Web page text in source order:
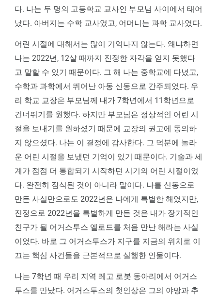
다. 나는 두 명의 고등학교 교사인 부모님 사이에서 태어
났다. 아버지는 수학 교사였고, 어머니는 과학 교사였다.
어린 시절에 대해서는 많이 기억나지 않는다. 왜냐하면
나는 2022년, 12살 때까지 진정한 자각을 얻지 못했다
고 말할 수 있기 때문이다. 그 해 나는 중학교에 다녔고,
수학과 과학에서 뛰어난 아동 신동으로 간주되었다. 우
리 학교 교장은 부모님께 내가 7학년에서 11학년으로
건너뛰기를 원했다. 하지만 부모님은 정상적인 어린 시
절을 보내기를 원하셨기 때문에 교장의 권고에 동의하
지 않으셨다. 나는 이 결정에 감사한다. 그 덕분에 놀라
운 어린 시절을 보냈던 기억이 있기 때문이다. 기술과 세
계가 점점 더 통합되기 시작하던 시기의 어린 시절이었
다. 완전히 잠식된 것이 아니라 말이다. 나를 신동으로
만든 사실만으로도 2022년은 나에게 특별한 해였지만,
진정으로 2022년을 특별하게 만든 것은 내가 장기적인
친구가 될 어거스투스 엘로드를 처음 만난 해라는 사실
이었다. 바로 그 어거스투스가 지구를 지금의 위치로 이
끄는 핵심 사건들을 근본적으로 실행한 인물이다.
나는 7학년 때 우리 지역 레고 로봇 동아리에서 어거스
투스를 만났다. 어거스투스의 첫인상은 그의 야망과 추